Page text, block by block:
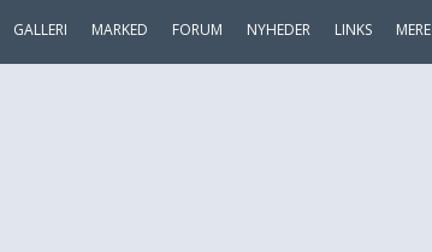
GALLERI MARKED FORUM NYHEDER LINKS MERE